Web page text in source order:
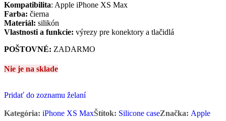
Kompatibilita: Apple iPhone XS Max
Farba: čierna
Materiál: silikón
Vlastnosti a funkcie: výrezy pre konektory a tlačidlá
POŠTOVNÉ: ZADARMO
Nie je na sklade
Pridať do zoznamu želaní
Kategória: iPhone XS MaxŠtítok: Silicone caseZnačka: Apple